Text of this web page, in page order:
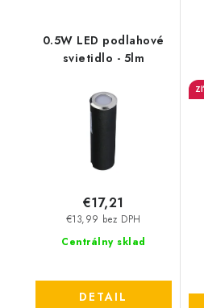
0.5W LED podlahové
svietidlo - 5lm
Centrálny sklad
€13,99 bez DPH
€17,21
DETAIL